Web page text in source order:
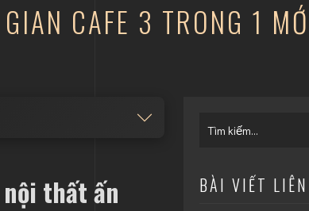
CAFE 3 TRONG 1
thất ấn
BÀI VIẾT